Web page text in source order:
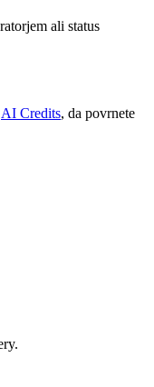
ali status
AI Credits, da povrnete